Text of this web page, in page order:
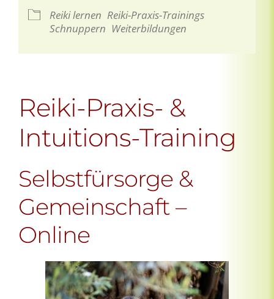
Reiki lernen Reiki-Praxis-Trainings
Schnuppern Weiterbildungen
Reiki-Praxis- &
Intuitions-Training
Selbstfürsorge &
Gemeinschaft –
Online